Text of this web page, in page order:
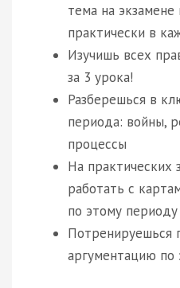
тема на экзамене
практически в
Изучишь всех
за 3 урока!
Разберешься в
периода: войны,
процессы
На практических
работать с
по этому периоду
Потренируешься
аргументацию по